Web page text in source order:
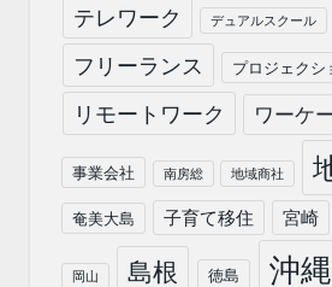
テレワーク デュアルスクール
フリーランス プロジェク
リモートワーク ワーケ
事業会社 南房総 地域商社
奄美大島 子育て移住 宮崎
岡山 島根 徳島 沖縄